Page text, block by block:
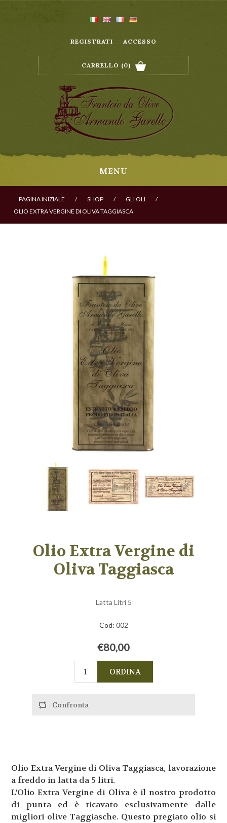
REGISTRATI ACCESSO
CARRELLO (0)
MENU
PAGINA INIZIALE / SHOP / GLI OLI
/
OLIO EXTRA VERGINE DI OLIVA TAGGIASCA
Olio Extra Vergine di
Oliva Taggiasca
Latta Litri 5
Cod: 002
€80,00
Olio Extra Vergine di Oliva Taggiasca, lavorazione
a freddo in latta da 5 litri.
L'Olio Extra Vergine di Oliva è il nostro prodotto
di punta ed è ricavato esclusivamente dalle
migliori olive Taggiasche. Questo pregiato olio si